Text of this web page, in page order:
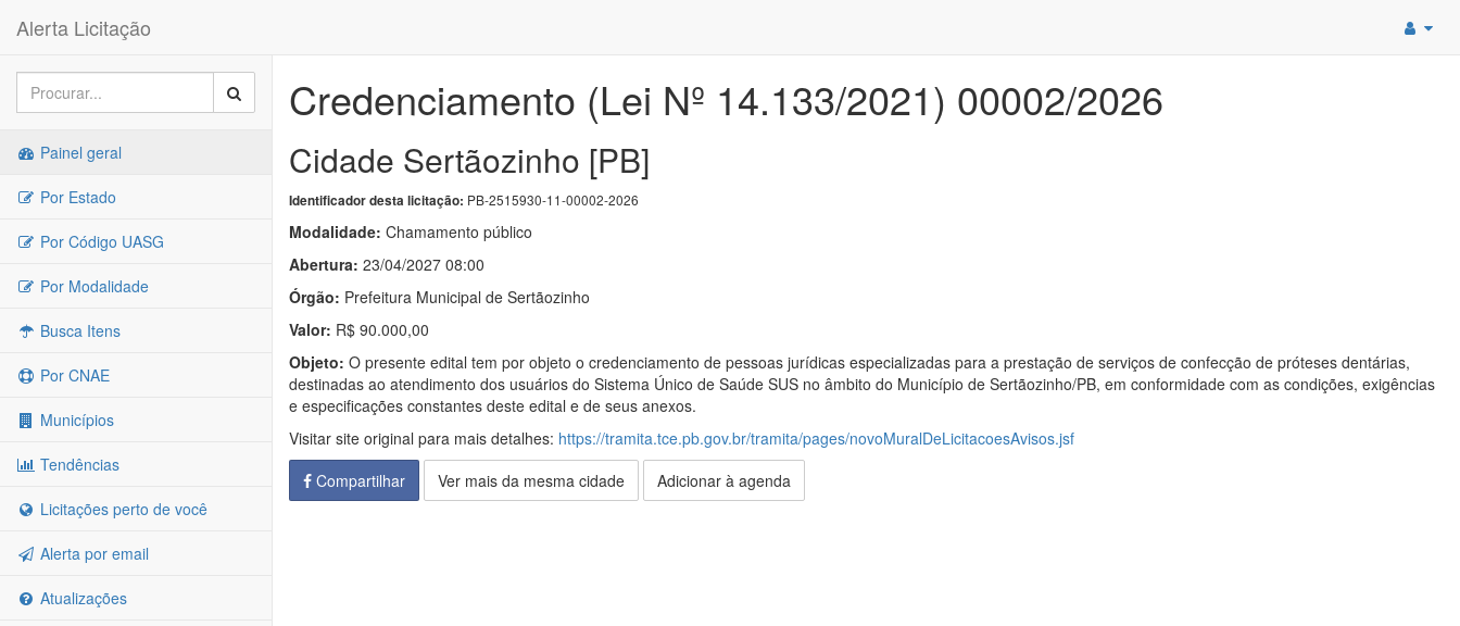
Alerta Licitação
Painel geral
Por Estado
Por Código UASG
Por Modalidade
Busca Itens
Por CNAE
Municípios
Tendências
Licitações perto de você
Alerta por email
Atualizações
Credenciamento (Lei Nº 14.133/2021) 00002/2026
Cidade Sertãozinho [PB]
Identificador desta licitação: PB-2515930-11-00002-2026
Modalidade: Chamamento público
Abertura: 23/04/2027 08:00
Órgão: Prefeitura Municipal de Sertãozinho
Valor: R$ 90.000,00
Objeto: O presente edital tem por objeto o credenciamento de pessoas jurídicas especializadas para a prestação de serviços de confecção de próteses dentárias,
destinadas ao atendimento dos usuários do Sistema Único de Saúde SUS no âmbito do Município de Sertãozinho/PB, em conformidade com as condições, exigências
e especificações constantes deste edital e de seus anexos.
Visitar site original para mais detalhes: https://tramita.tce.pb.gov.br/tramita/pages/novoMuralDeLicitacoesAvisos.jsf
Compartilhar
Ver mais da mesma cidade Adicionar à agenda